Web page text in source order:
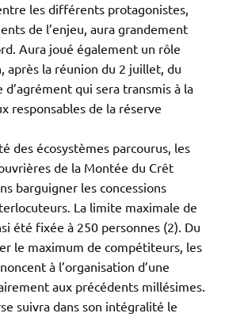
les différents protagonistes,
de l’enjeu, aura grandement
Aura joué également un rôle
après la réunion du 2 juillet, du
qui sera transmis à la
responsables de la réserve
des écosystèmes parcourus, les
de la Montée du Crêt
barguigner les concessions
La limite maximale de
été fixée à 250 personnes (2). Du
le maximum de compétiteurs, les
à l’organisation d’une
aux précédents millésimes.
suivra dans son intégralité le